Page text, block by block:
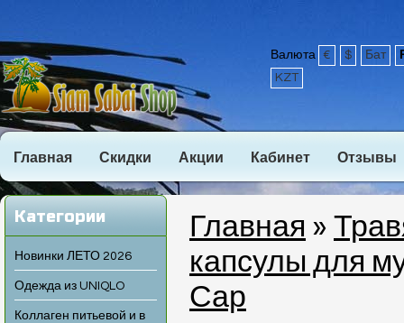
Валюта € $ Бат
KZT
Главная Скидки Акции Кабинет Отзывы
Категории
Новинки ЛЕТО 2026
Одежда из UNIQLO
Коллаген питьевой и в
Главная »
капсулы для
Сар